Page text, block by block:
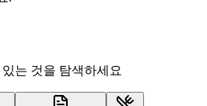
있는 것을 탐색하세요